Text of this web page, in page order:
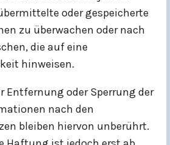
oder gespeicherte
zu überwachen oder nach
die auf eine
hinweisen.
Entfernung oder Sperrung der
nach den
bleiben hiervon unberührt.